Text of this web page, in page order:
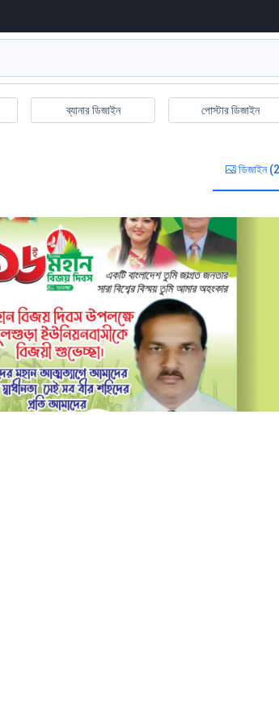
ব্যানার ডিজাইন পোস্টার ডিজাইন
ডিজাইন